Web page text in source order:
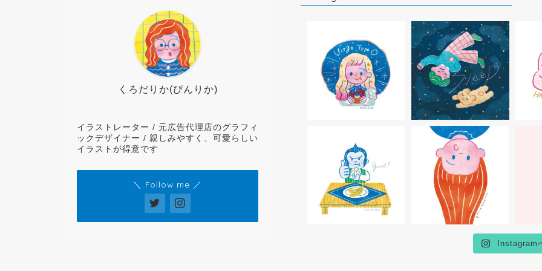
くろだりか(ぴんりか)
イラストレーター / 元広告代理店のグラフィ
ックデザイナー / 親しみやすく、可愛らしい
イラストが得意です
＼ Follow me ／
Instagram